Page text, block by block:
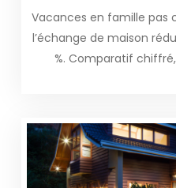
Vacances en famille pas
l’échange de maison
%. Comparatif